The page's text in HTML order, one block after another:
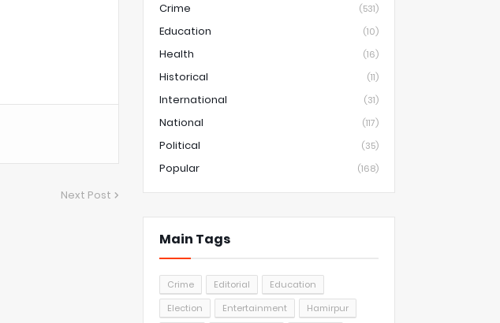
Next Post
Crime (531)
Education (10)
Health (16)
Historical (11)
International (31)
National (117)
Political (35)
Popular (168)
Main Tags
Crime Editorial
Education
Election
Entertainment
Hamirpur